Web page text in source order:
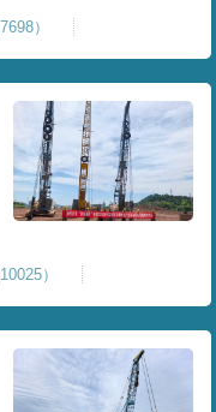
）
）